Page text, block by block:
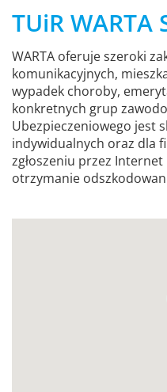
TUiR WARTA
WARTA oferuje szeroki
komunikacyjnych,
wypadek choroby,
konkretnych grup
Ubezpieczeniowego jest
indywidualnych oraz dla
zgłoszeniu przez
otrzymanie